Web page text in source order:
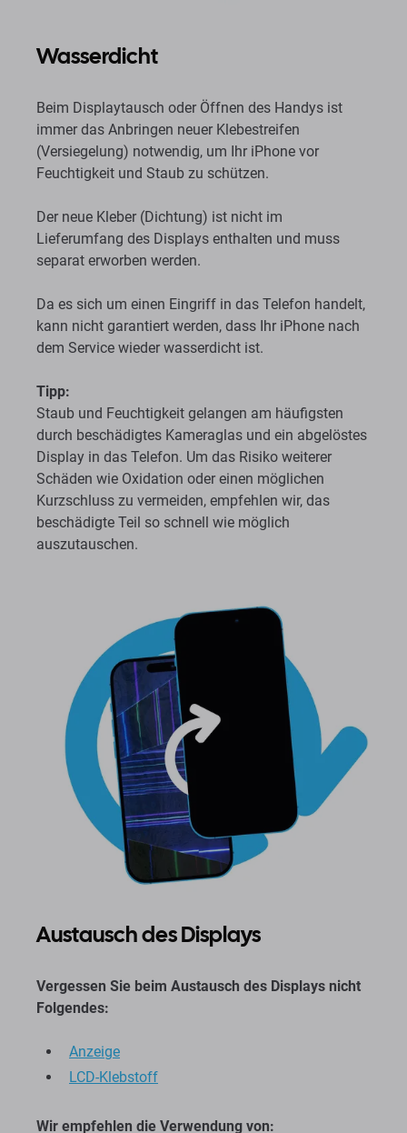
Wasserdicht
Beim Displaytausch oder Öffnen des Handys ist
immer das Anbringen neuer Klebestreifen
(Versiegelung) notwendig, um Ihr iPhone vor
Feuchtigkeit und Staub zu schützen.
Der neue Kleber (Dichtung) ist nicht im
Lieferumfang des Displays enthalten und muss
separat erworben werden.
Da es sich um einen Eingriff in das Telefon handelt,
kann nicht garantiert werden, dass Ihr iPhone nach
dem Service wieder wasserdicht ist.
Tipp:
Staub und Feuchtigkeit gelangen am häufigsten
durch beschädigtes Kameraglas und ein abgelöstes
Display in das Telefon. Um das Risiko weiterer
Schäden wie Oxidation oder einen möglichen
Kurzschluss zu vermeiden, empfehlen wir, das
beschädigte Teil so schnell wie möglich
auszutauschen.
Austausch des Displays
Vergessen Sie beim Austausch des Displays nicht
Folgendes:
Anzeige
LCD-Klebstoff
Wir empfehlen die Verwendung von: